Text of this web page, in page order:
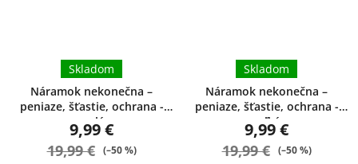
Náramok nekonečna –
peniaze, šťastie, ochrana -
malý
Skladom
9,99 €
19,99 € (–50 %)
Náramok nekonečna –
peniaze, šťastie, ochrana -
veľký
Skladom
9,99 €
19,99 € (–50 %)